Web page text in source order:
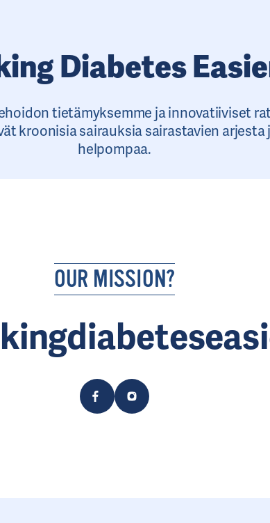
Diabetes
tietämyksemme ja innovatiiviset
kroonisia sairauksia sairastavien arjesta
helpompaa.
OUR MISSION?